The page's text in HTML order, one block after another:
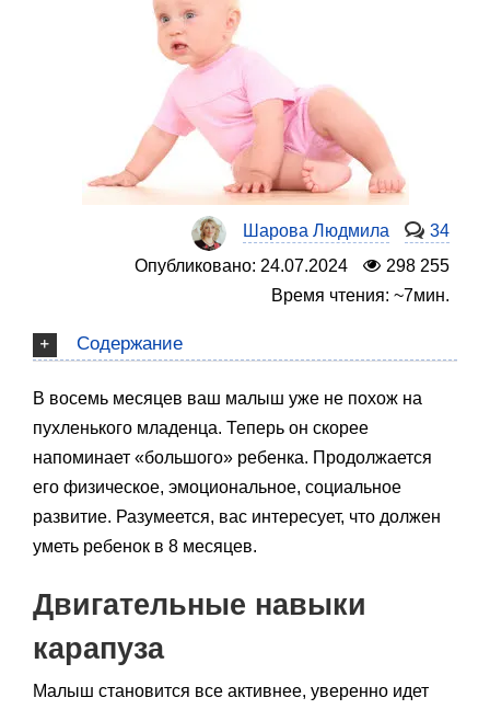
Шарова Людмила
34
Опубликовано: 24.07.2024
298 255
Время чтения: ~7мин.
Содержание
В восемь месяцев ваш малыш уже не похож на
пухленького младенца. Теперь он скорее
напоминает «большого» ребенка. Продолжается
его физическое, эмоциональное, социальное
развитие. Разумеется, вас интересует, что должен
уметь ребенок в 8 месяцев.
Двигательные навыки
карапуза
Малыш становится все активнее, уверенно идет